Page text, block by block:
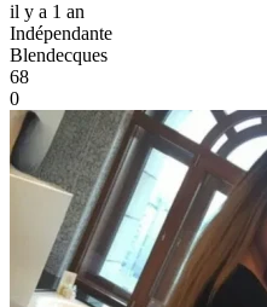
il y a 1 an
Indépendante
Blendecques
68
0